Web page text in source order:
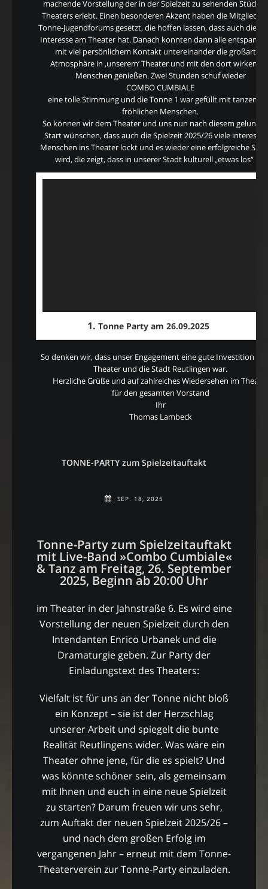
machende Vorstellung der in der Spielzeit zu sehenden Stücke
Theaters erlebt. Einen besonderen Akzent haben die Mitglieder
Tonne-Jugendforums gesetzt, die hoffen lassen, dass auch die
Interesse am Theater hat. Danach konnten dann alle entspannt
mit viel persönlichem Kontakt untereinander die großartige
Atmosphäre in ‚unserem‘ Theater und mit den dort
Menschen genießen. Zwei Stunden schuf wieder
COMBO CUMBIALE
eine tolle Stimmung und dieTonne 1 war gefüllt mit
fröhlichen Menschen.
So können wir dem Theater und uns nun nach diesem
Start wünschen, dass auch die Spielzeit 2025/26 viele
Menschen ins Theater lockt und es wieder eine erfolgreiche
wird, die zeigt, dass in unserer Stadt kulturell „etwas los“ ist.
1. Tonne Party am 26.09.2025
So denken wir, dass unser Engagement eine gute Investition für
Theater und die Stadt Reutlingen war.
Herzliche Grüße und auf zahlreiches Wiedersehen im Theater
für den gesamten Vorstand
Ihr
Thomas Lambeck
TONNE-PARTY zum Spielzeitauftakt
SEP. 18, 2025
Tonne-Party zum Spielzeitauftakt
mit Live-Band »Combo Cumbiale«
& Tanz am Freitag, 26. September
2025, Beginn ab 20:00 Uhr
im Theater in der Jahnstraße 6. Es wird eine
Vorstellung der neuen Spielzeit durch den
Intendanten Enrico Urbanek und die
Dramaturgie geben. Zur Party der
Einladungstext des Theaters:
Vielfalt ist für uns an der Tonne nicht bloß
ein Konzept – sie ist der Herzschlag
unserer Arbeit und spiegelt die bunte
Realität Reutlingens wider. Was wäre ein
Theater ohne jene, für die es spielt? Und
was könnte schöner sein, als gemeinsam
mit Ihnen und euch in eine neue Spielzeit
zu starten? Darum freuen wir uns sehr,
zum Auftakt der neuen Spielzeit 2025/26 –
und nach dem großen Erfolg im
vergangenen Jahr – erneut mit dem Tonne-
Theaterverein zur Tonne-Party einzuladen.